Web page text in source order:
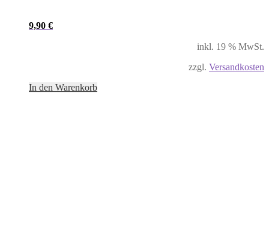
9,90 €
inkl. 19 % MwSt.
zzgl. Versandkosten
In den Warenkorb